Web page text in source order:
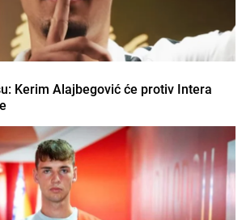
Kerim Alajbegović će protiv Intera